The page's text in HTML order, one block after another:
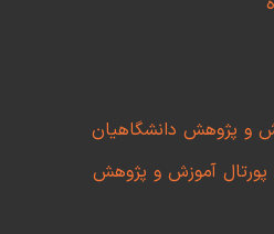
و پژوهش دانشگاهیان
پورتال آموزش و پژوهش